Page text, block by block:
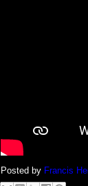
Posted by Francis